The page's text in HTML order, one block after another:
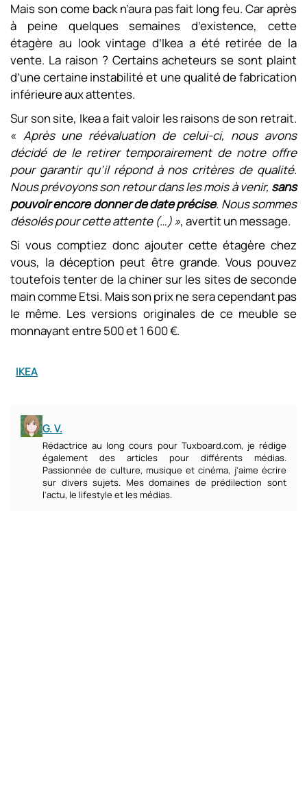
Mais son come back n’aura pas fait long feu. Car après
à peine quelques semaines d’existence, cette
étagère au look vintage d’Ikea a été retirée de la
vente. La raison ? Certains acheteurs se sont plaint
d’une certaine instabilité et une qualité de fabrication
inférieure aux attentes.
Sur son site, Ikea a fait valoir les raisons de son retrait.
« Après une réévaluation de celui-ci, nous avons
décidé de le retirer temporairement de notre offre
pour garantir qu’il répond à nos critères de qualité.
Nous prévoyons son retour dans les mois à venir, sans
pouvoir encore donner de date précise. Nous sommes
désolés pour cette attente (…) », avertit un message.
Si vous comptiez donc ajouter cette étagère chez
vous, la déception peut être grande. Vous pouvez
toutefois tenter de la chiner sur les sites de seconde
main comme Etsi. Mais son prix ne sera cependant pas
le même. Les versions originales de ce meuble se
monnayant entre 500 et 1 600 €.
IKEA
G. V.
Rédactrice au long cours pour Tuxboard.com, je rédige
également des articles pour différents médias.
Passionnée de culture, musique et cinéma, j'aime écrire
sur divers sujets. Mes domaines de prédilection sont
l'actu, le lifestyle et les médias.